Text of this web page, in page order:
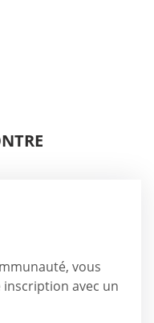
vous
avec un